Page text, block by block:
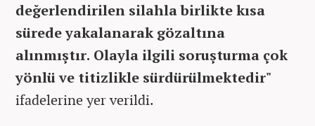
değerlendirilen silahla birlikte kısa
sürede yakalanarak gözaltına
alınmıştır. Olayla ilgili soruşturma çok
yönlü ve titizlikle sürdürülmektedir"
ifadelerine yer verildi.